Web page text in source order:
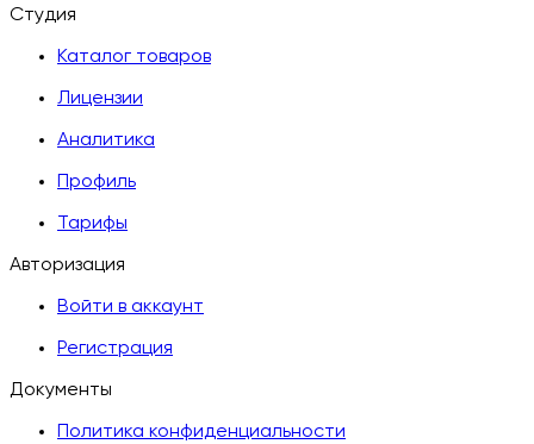
Студия
Каталог товаров
Лицензии
Аналитика
Профиль
Тарифы
Авторизация
Войти в аккаунт
Регистрация
Документы
Политика конфиденциальности